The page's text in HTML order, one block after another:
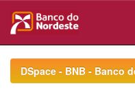
navigationDSpace - BNB - Banco